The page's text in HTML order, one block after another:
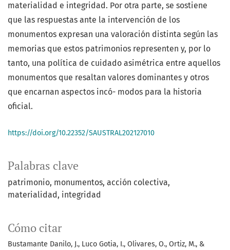
Palabras clave
patrimonio, monumentos, acción colectiva,
materialidad, integridad
Cómo citar
Bustamante Danilo, J., Luco Gotia, I., Olivares, O., Ortiz, M., &
materialidad e integridad. Por otra parte, se sostiene
que las respuestas ante la intervención de los
monumentos expresan una valoración distinta según las
memorias que estos patrimonios representen y, por lo
tanto, una política de cuidado asimétrica entre aquellos
monumentos que resaltan valores dominantes y otros
que encarnan aspectos incó- modos para la historia
oficial.
https://doi.org/10.22352/SAUSTRAL202127010